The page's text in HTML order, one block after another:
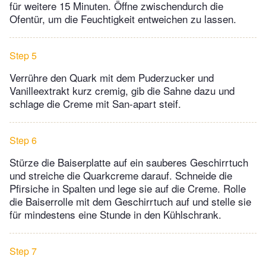
für weitere 15 Minuten. Öffne zwischendurch die
Ofentür, um die Feuchtigkeit entweichen zu lassen.
Step 5
Verrühre den Quark mit dem Puderzucker und
Vanilleextrakt kurz cremig, gib die Sahne dazu und
schlage die Creme mit San-apart steif.
Step 6
Stürze die Baiserplatte auf ein sauberes Geschirrtuch
und streiche die Quarkcreme darauf. Schneide die
Pfirsiche in Spalten und lege sie auf die Creme. Rolle
die Baiserrolle mit dem Geschirrtuch auf und stelle sie
für mindestens eine Stunde in den Kühlschrank.
Step 7